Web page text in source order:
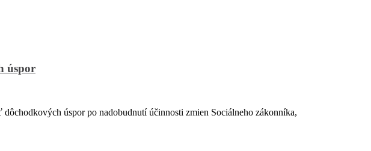
úspor
úspor po nadobudnutí účinnosti zmien Sociálneho zákonníka,